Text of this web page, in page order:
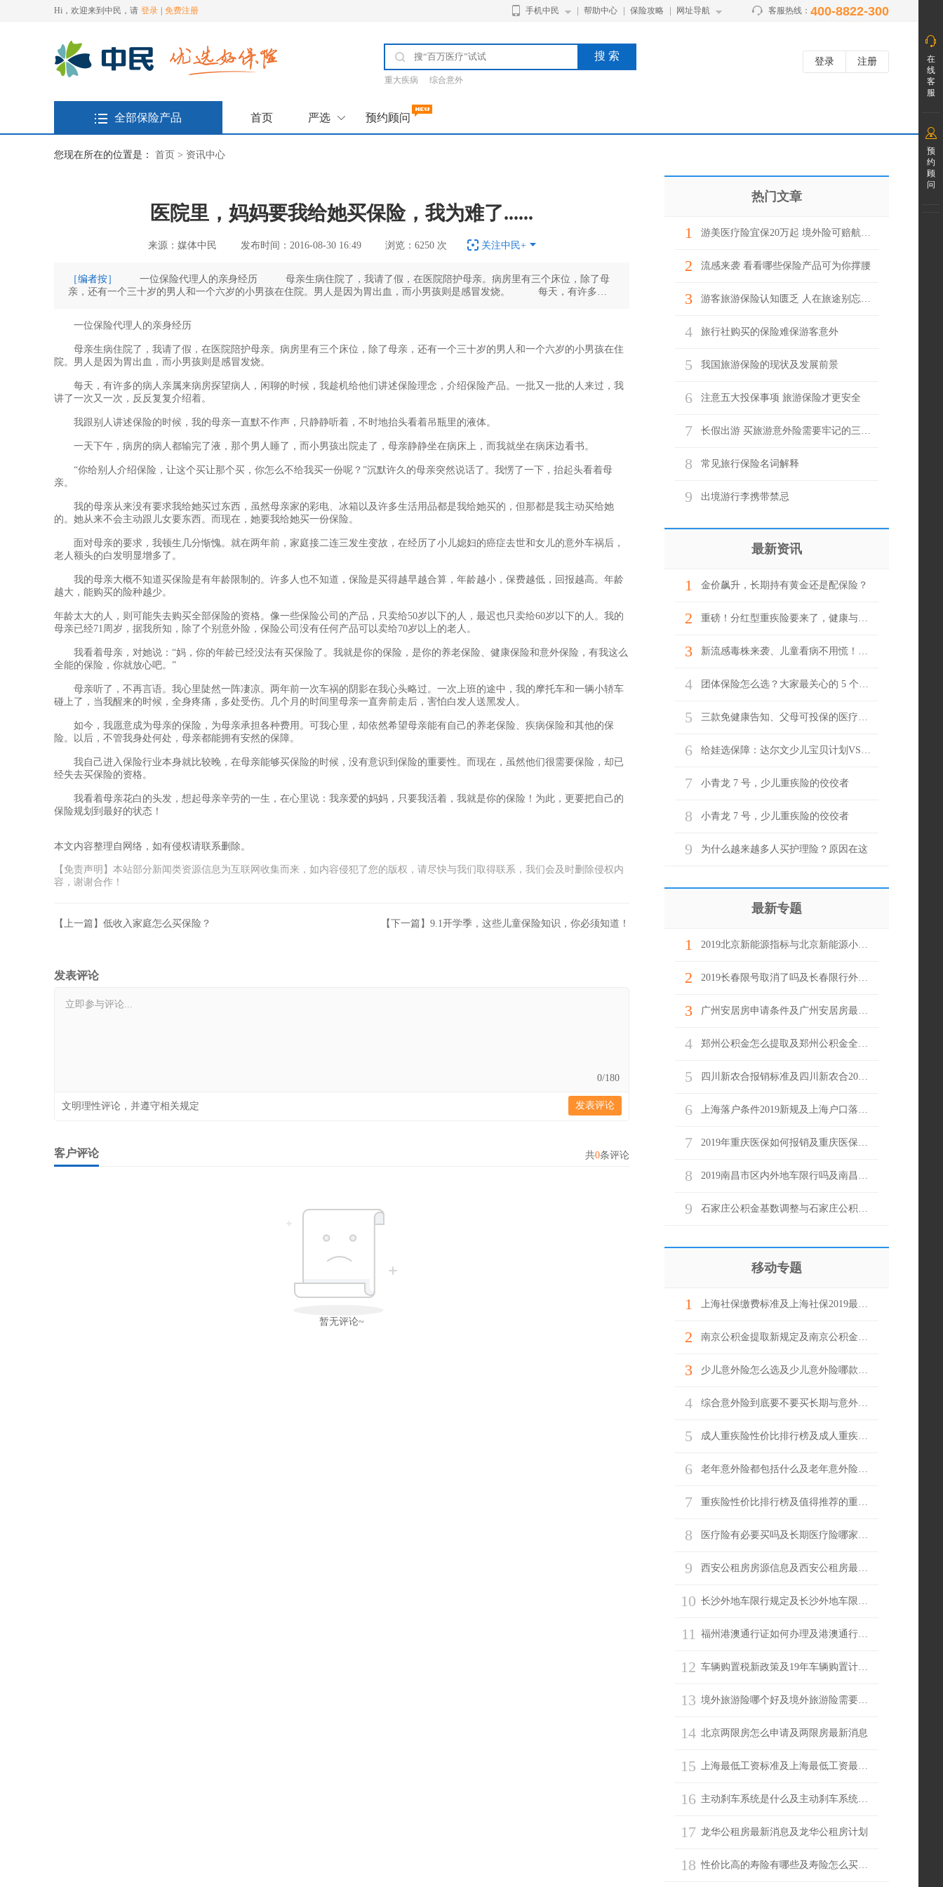
Hi，欢迎来到中民，请 登录 免费注册 手机中民 帮助中心 保险攻略 网址导航 客服热线： 400-8822-300
搜 索
重大疾病 综合意外
登录 注册
全部保险产品 首页 严选 预约顾问
在
线
客
服
预
约
顾
问
您现在所在的位置是： 首页 > 资讯中心
医院里，妈妈要我给她买保险，我为难了......
来源：媒体中民 发布时间：2016-08-30 16:49 浏览：6250 次 关注中民+
［编者按］
一位保险代理人的亲身经历 母亲生病住院了，我请了假，在医院陪护母亲。病房里有三个床位，除了母
亲，还有一个三十岁的男人和一个六岁的小男孩在住院。男人是因为胃出血，而小男孩则是感冒发烧。 每天，有许多的
一位保险代理人的亲身经历
母亲生病住院了，我请了假，在医院陪护母亲。病房里有三个床位，除了母亲，还有一个三十岁的男人和一个六岁的小男孩在住
院。男人是因为胃出血，而小男孩则是感冒发烧。
每天，有许多的病人亲属来病房探望病人，闲聊的时候，我趁机给他们讲述保险理念，介绍保险产品。一批又一批的人来过，我
讲了一次又一次，反反复复介绍着。
我跟别人讲述保险的时候，我的母亲一直默不作声，只静静听着，不时地抬头看着吊瓶里的液体。
一天下午，病房的病人都输完了液，那个男人睡了，而小男孩出院走了，母亲静静坐在病床上，而我就坐在病床边看书。
“你给别人介绍保险，让这个买让那个买，你怎么不给我买一份呢？”沉默许久的母亲突然说话了。我愣了一下，抬起头看着母
亲。
我的母亲从来没有要求我给她买过东西，虽然母亲家的彩电、冰箱以及许多生活用品都是我给她买的，但那都是我主动买给她
的。她从来不会主动跟儿女要东西。而现在，她要我给她买一份保险。
面对母亲的要求，我顿生几分惭愧。就在两年前，家庭接二连三发生变故，在经历了小儿媳妇的癌症去世和女儿的意外车祸后，
老人额头的白发明显增多了。
我的母亲大概不知道买保险是有年龄限制的。许多人也不知道，保险是买得越早越合算，年龄越小，保费越低，回报越高。年龄
越大，能购买的险种越少。
年龄太大的人，则可能失去购买全部保险的资格。像一些保险公司的产品，只卖给50岁以下的人，最迟也只卖给60岁以下的人。我的
母亲已经71周岁，据我所知，除了个别意外险，保险公司没有任何产品可以卖给70岁以上的老人。
我看着母亲，对她说：“妈，你的年龄已经没法有买保险了。我就是你的保险，是你的养老保险、健康保险和意外保险，有我这么
全能的保险，你就放心吧。”
母亲听了，不再言语。我心里陡然一阵凄凉。两年前一次车祸的阴影在我心头略过。一次上班的途中，我的摩托车和一辆小轿车
碰上了，当我醒来的时候，全身疼痛，多处受伤。几个月的时间里母亲一直奔前走后，害怕白发人送黑发人。
如今，我愿意成为母亲的保险，为母亲承担各种费用。可我心里，却依然希望母亲能有自己的养老保险、疾病保险和其他的保
险。以后，不管我身处何处，母亲都能拥有安然的保障。
我自己进入保险行业本身就比较晚，在母亲能够买保险的时候，没有意识到保险的重要性。而现在，虽然他们很需要保险，却已
经失去买保险的资格。
我看着母亲花白的头发，想起母亲辛劳的一生，在心里说：我亲爱的妈妈，只要我活着，我就是你的保险！为此，更要把自己的
保险规划到最好的状态！
本文内容整理自网络，如有侵权请联系删除。
【免责声明】本站部分新闻类资源信息为互联网收集而来，如内容侵犯了您的版权，请尽快与我们取得联系，我们会及时删除侵权内
容，谢谢合作！
【下一篇】9.1开学季，这些儿童保险知识，你必须知道！
【上一篇】低收入家庭怎么买保险？
发表评论
0/180
文明理性评论，并遵守相关规定 发表评论
共0条评论
客户评论
暂无评论~
热门文章
1 游美医疗险宜保20万起 境外险可赔航班延误
2 流感来袭 看看哪些保险产品可为你撑腰
3 游客旅游保险认知匮乏 人在旅途别忘上“保险”
4 旅行社购买的保险难保游客意外
5 我国旅游保险的现状及发展前景
6 注意五大投保事项 旅游保险才更安全
7 长假出游 买旅游意外险需要牢记的三个关键词
8 常见旅行保险名词解释
9 出境游行李携带禁忌
最新资讯
1 金价飙升，长期持有黄金还是配保险？
2 重磅！分红型重疾险要来了，健康与财富一举两得？
3 新流感毒株来袭、儿童看病不用慌！门急诊就医它来兜底
4 团体保险怎么选？大家最关心的 5 个问题，一次说清！
5 三款免健康告知、父母可投保的医疗险，哪款更适合？
6 给娃选保障：达尔文少儿宝贝计划VS君龙小青龙7号，谁更值得选？
7 小青龙 7 号，少儿重疾险的佼佼者
8 小青龙 7 号，少儿重疾险的佼佼者
9 为什么越来越多人买护理险？原因在这
最新专题
1 2019北京新能源指标与北京新能源小客车目录
2 2019长春限号取消了吗及长春限行外地车牌
3 广州安居房申请条件及广州安居房最新消息
4 郑州公积金怎么提取及郑州公积金全额提取条件
5 四川新农合报销标准及四川新农合2019报销范围
6 上海落户条件2019新规及上海户口落户政策
7 2019年重庆医保如何报销及重庆医保报销流程
8 2019南昌市区内外地车限行吗及南昌市区内外地车限行规定
9 石家庄公积金基数调整与石家庄公积金最低标准
移动专题
1 上海社保缴费标准及上海社保2019最新基数
2 南京公积金提取新规定及南京公积金网上怎么提取
3 少儿意外险怎么选及少儿意外险哪款产品好
4 综合意外险到底要不要买长期与意外险哪家好
5 成人重疾险性价比排行榜及成人重疾险推荐
6 老年意外险都包括什么及老年意外险怎么陪
7 重疾险性价比排行榜及值得推荐的重疾险
8 医疗险有必要买吗及长期医疗险哪家最实惠
9 西安公租房房源信息及西安公租房最新消息
10 长沙外地车限行规定及长沙外地车限行吗
11 福州港澳通行证如何办理及港澳通行证续签
12 车辆购置税新政策及19年车辆购置计算器
13 境外旅游险哪个好及境外旅游险需要买吗
14 北京两限房怎么申请及两限房最新消息
15 上海最低工资标准及上海最低工资最新消息
16 主动刹车系统是什么及主动刹车系统有必要吗
17 龙华公租房最新消息及龙华公租房计划
18 性价比高的寿险有哪些及寿险怎么买划算